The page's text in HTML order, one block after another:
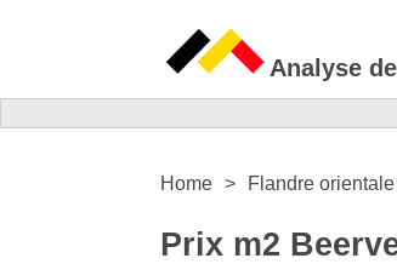
Analyse
Home Flandre orientale
Prix m2